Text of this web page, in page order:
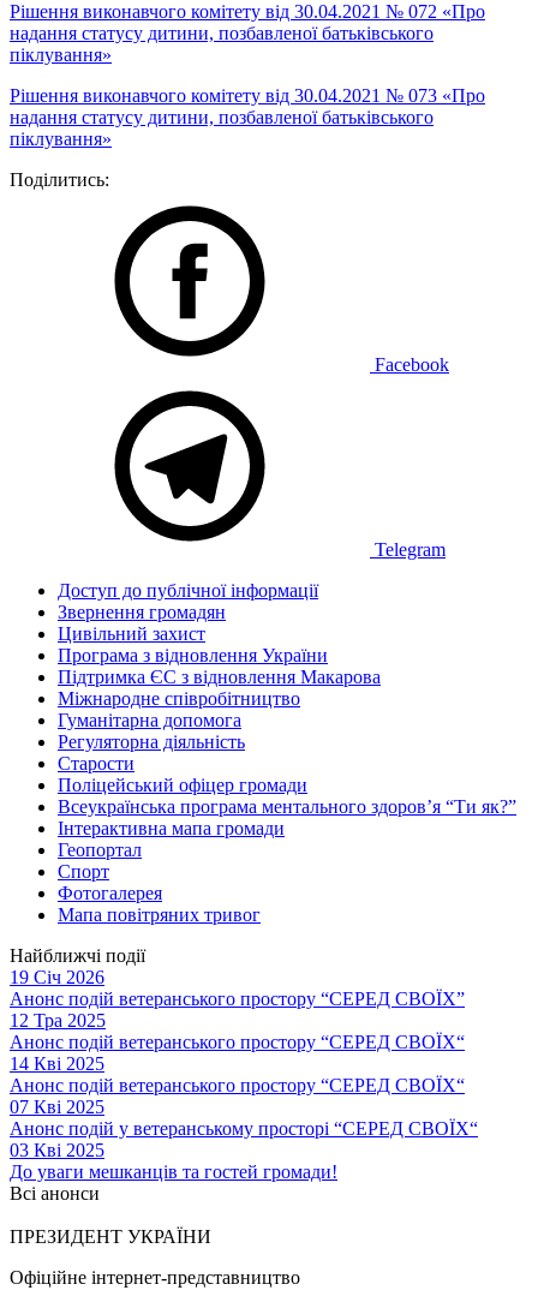
Рішення виконавчого комітету від 30.04.2021 № 072 «Про
надання статусу дитини, позбавленої батьківського
піклування»
Рішення виконавчого комітету від 30.04.2021 № 073 «Про
надання статусу дитини, позбавленої батьківського
піклування»
Поділитись:
Facebook
Telegram
Доступ до публічної інформації
Звернення громадян
Цивільний захист
Програма з відновлення України
Підтримка ЄС з відновлення Макарова
Міжнародне співробітництво
Гуманітарна допомога
Регуляторна діяльність
Старости
Поліцейський офіцер громади
Всеукраїнська програма ментального здоров’я “Ти як?”
Інтерактивна мапа громади
Геопортал
Спорт
Фотогалерея
Мапа повітряних тривог
Найближчі події
19 Січ 2026
Анонс подій ветеранського простору “СЕРЕД СВОЇХ”
12 Тра 2025
Анонс подій ветеранського простору “СЕРЕД СВОЇХ“
14 Кві 2025
Анонс подій ветеранського простору “СЕРЕД СВОЇХ“
07 Кві 2025
Анонс подій у ветеранському просторі “СЕРЕД СВОЇХ“
03 Кві 2025
До уваги мешканців та гостей громади!
Всі анонси
ПРЕЗИДЕНТ УКРАЇНИ
Офіційне інтернет-представництво